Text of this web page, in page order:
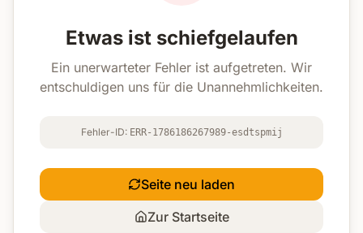
Etwas ist schiefgelaufen
Ein unerwarteter Fehler ist aufgetreten. Wir
entschuldigen uns für die Unannehmlichkeiten.
Fehler-ID: ERR-1786186267989-esdtspmij
Seite neu laden
Zur Startseite